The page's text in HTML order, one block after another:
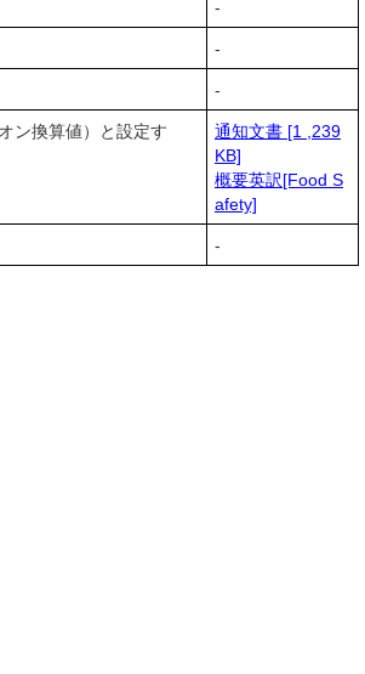
-
-
-
ン換算値）と設定す
通知文書 [1 ,239
KB]
概要英訳[Food S
afety]
-